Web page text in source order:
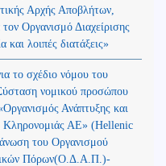
Αρχής Αποβλήτων,
Οργανισμό Διαχείρισης
λοιπές διατάξεις»
το σχέδιο νόμου του
νομικού προσώπου
Ανάπτυξης και
Κληρονομιάς ΑΕ» (Hellenic
του Οργανισμού
Πόρων(Ο.Δ.Α.Π.)-